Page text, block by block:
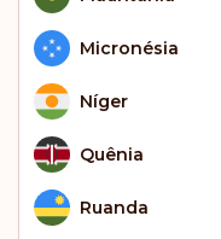
Micronésia
Níger
Quênia
Ruanda